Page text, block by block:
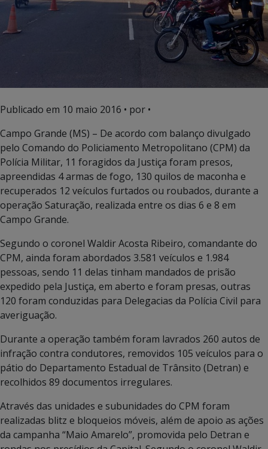
Publicado em 10 maio 2016 • por •
Campo Grande (MS) – De acordo com balanço divulgado
pelo Comando do Policiamento Metropolitano (CPM) da
Polícia Militar, 11 foragidos da Justiça foram presos,
apreendidas 4 armas de fogo, 130 quilos de maconha e
recuperados 12 veículos furtados ou roubados, durante a
operação Saturação, realizada entre os dias 6 e 8 em
Campo Grande.
Segundo o coronel Waldir Acosta Ribeiro, comandante do
CPM, ainda foram abordados 3.581 veículos e 1.984
pessoas, sendo 11 delas tinham mandados de prisão
expedido pela Justiça, em aberto e foram presas, outras
120 foram conduzidas para Delegacias da Polícia Civil para
averiguação.
Durante a operação também foram lavrados 260 autos de
infração contra condutores, removidos 105 veículos para o
pátio do Departamento Estadual de Trânsito (Detran) e
recolhidos 89 documentos irregulares.
Através das unidades e subunidades do CPM foram
realizadas blitz e bloqueios móveis, além de apoio as ações
da campanha “Maio Amarelo”, promovida pelo Detran e